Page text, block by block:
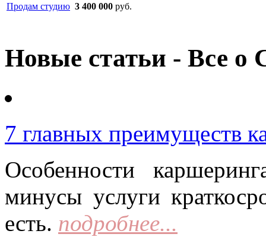
Продам студию 3 400 000 руб.
Новые статьи - Все о
7 главных преимуществ
Особенности
минусы услуги
есть. подробнее...